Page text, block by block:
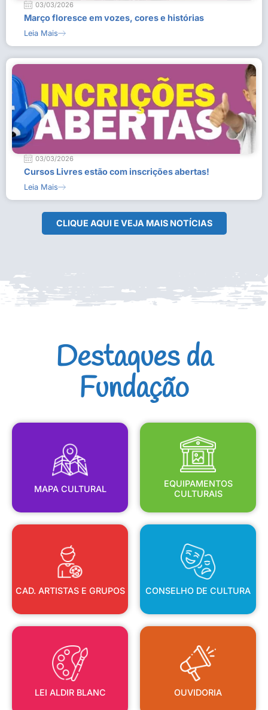
03/03/2026
Março floresce em vozes, cores e histórias
Leia Mais
03/03/2026
Cursos Livres estão com inscrições abertas!
Leia Mais
CLIQUE AQUI E VEJA MAIS NOTÍCIAS
Destaques da
Fundação
MAPA CULTURAL
MAPA CULTURAL
EQUIPAMENTOS
CULTURAIS
EQUIPAMENTOS
CULTURAIS
CAD. ARTISTAS E GRUPOS
CAD. ARTISTAS E GRUPOS
CONSELHO DE CULTURA
CONSELHO DE CULTURA
LEI ALDIR BLANC
LEI ALDIR BLANC
OUVIDORIA
OUVIDORIA